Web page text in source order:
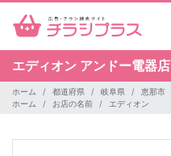
エディオン アンドー電器店
ホーム 都道府県 岐阜県
恵那市
ホーム
お店の名前 エディオン